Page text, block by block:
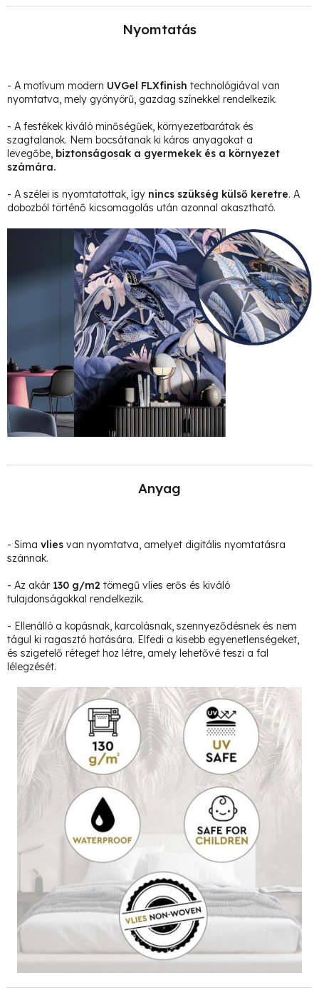
Nyomtatás
- A motívum modern UVGel FLXfinish technológiával van
nyomtatva, mely gyönyörű, gazdag színekkel rendelkezik.
- A festékek kiváló minőségűek, környezetbarátak és
szagtalanok. Nem bocsátanak ki káros anyagokat a
levegőbe, biztonságosak a gyermekek és a környezet
számára.
- A szélei is nyomtatottak, így nincs szükség külső keretre. A
dobozból történő kicsomagolás után azonnal akasztható.
Anyag
- Sima vlies van nyomtatva, amelyet digitális nyomtatásra
szánnak.
- Az akár 130 g/m2 tömegű vlies erős és kiváló
tulajdonságokkal rendelkezik.
- Ellenálló a kopásnak, karcolásnak, szennyeződésnek és nem
tágul ki ragasztó hatására. Elfedi a kisebb egyenetlenségeket,
és szigetelő réteget hoz létre, amely lehetővé teszi a fal
lélegzését.